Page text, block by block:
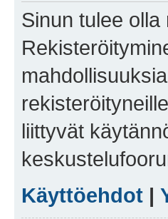
Sinun tulee
liittyvät
Käyttöehdot |